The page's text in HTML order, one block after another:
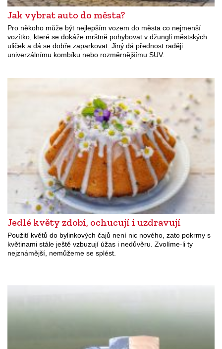
Jak vybrat auto do města?
Pro někoho může být nejlepším vozem do města co nejmenší
vozítko, které se dokáže mrštně pohybovat v džungli městských
uliček a dá se dobře zaparkovat. Jiný dá přednost raději
univerzálnímu kombíku nebo rozměrnějšímu SUV.
Jedlé květy zdobí, ochucují i uzdravují
Použití květů do bylinkových čajů není nic nového, zato pokrmy s
květinami stále ještě vzbuzují úžas i nedůvěru. Zvolíme-li ty
nejznámější, nemůžeme se splést.